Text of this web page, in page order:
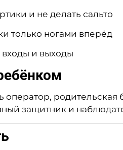
и не делать сальто
только ногами вперёд
входы и выходы
оператор,
защитник и